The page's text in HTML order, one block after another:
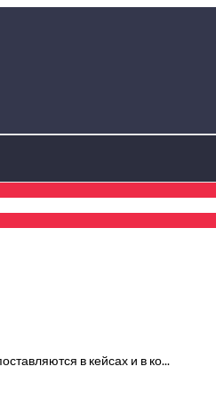
в кейсах и в ко...